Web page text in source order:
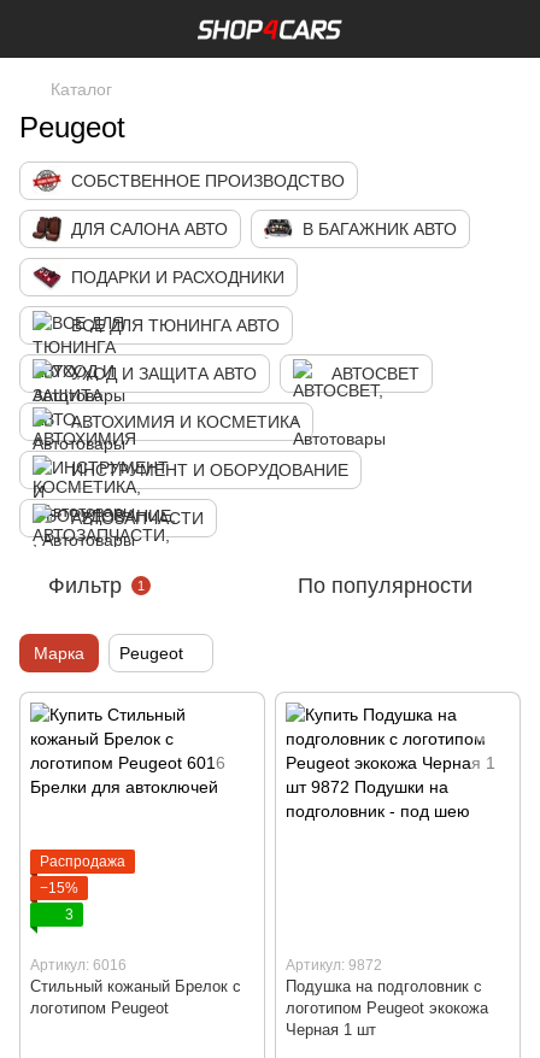
Каталог
Peugeot
СОБСТВЕННОЕ ПРОИЗВОДСТВО
ДЛЯ САЛОНА АВТО В БАГАЖНИК АВТО
ПОДАРКИ И РАСХОДНИКИ
ВСЕ ДЛЯ ТЮНИНГА АВТО
УХОД И ЗАЩИТА АВТО АВТОСВЕТ
АВТОХИМИЯ И КОСМЕТИКА
ИНСТРУМЕНТ И ОБОРУДОВАНИЕ
АВТОЗАПЧАСТИ
Фильтр 1 По популярности
Марка Peugeot
Распродажа
−15%
3
Артикул: 6016
Стильный кожаный Брелок с
логотипом Peugeot
Артикул: 9872
Подушка на подголовник с
логотипом Peugeot экокожа
Черная 1 шт